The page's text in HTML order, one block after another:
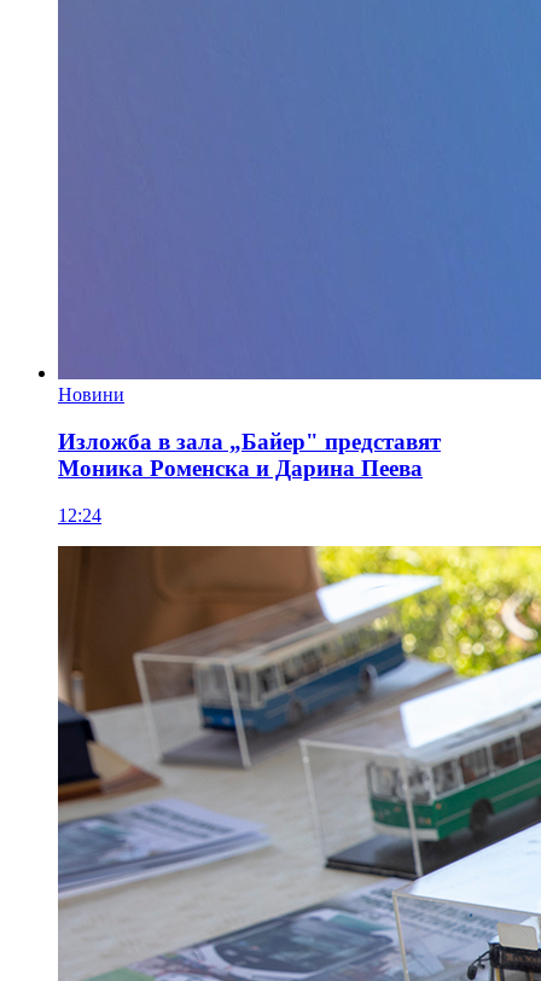
Новини
Изложба в зала „Байер" представят
Моника Роменска и Дарина Пеева
12:24